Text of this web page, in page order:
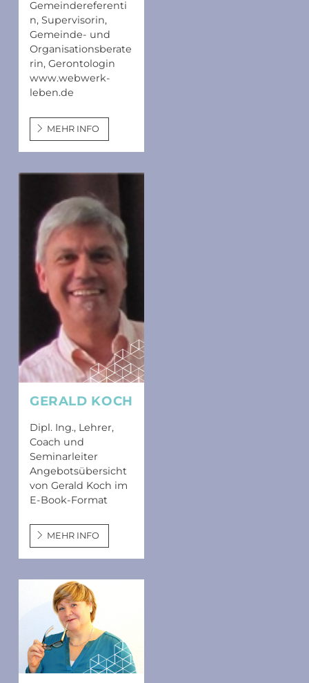
Gemeindereferenti
n, Supervisorin,
Gemeinde- und
Organisationsberate
rin, Gerontologin
www.webwerk-
leben.de
MEHR INFO
GERALD KOCH
Dipl. Ing., Lehrer,
Coach und
Seminarleiter
Angebotsübersicht
von Gerald Koch im
E-Book-Format
MEHR INFO